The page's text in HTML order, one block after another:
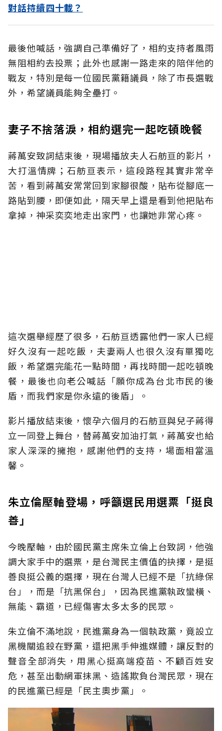
對話持續四十載？
最後他喊話，強調自己準備好了，相約支持者風雨
無阻相約去投票；此外也感謝一路走來的陪伴他的
戰友，特別是每一位國民黨籍議員，除了市長選戰
外，希望議員能夠全壘打。
妻子不捨落淚，相約選完一起吃頓晚餐
蔣萬安致詞結束後，現場播放夫人石舫亘的影片，
大打溫情牌；石舫亘表示，這段路程其實非常辛
苦，看到蔣萬安常常回到家腳很酸，貼布從腳底一
路貼到腰，即便如此，隔天早上還是看到他把貼布
拿掉，神采奕奕地走出家門，也讓她非常心疼。
這次選舉經歷了很多，石舫亘透露他們一家人已經
好久沒有一起吃飯，夫妻兩人也很久沒有單獨吃
飯，希望選完能花一點時間，再找時間一起吃頓晚
餐，最後也向老公喊話「願你成為台北市民的後
盾，而我們家是你永遠的後盾」。
影片播放結束後，懷孕六個月的石舫亘與兒子蔣得
立一同登上舞台，替蔣萬安加油打氣，蔣萬安也給
家人深深的擁抱，感謝他們的支持，場面相當溫
馨。
朱立倫壓軸登場，呼籲選民用選票「挺良
善」
今晚壓軸，由於國民黨主席朱立倫上台致詞，他強
調大家手中的選票，是台灣民主價值的抉擇，是挺
善良挺公義的選擇，現在台灣人已經不是「抗綠保
台」，而是「抗黑保台」，因為民進黨執政蠻橫、
無能、霸道，已經傷害太多太多的民眾。
朱立倫不滿地說，民進黨身為一個執政黨，竟設立
黑機關追殺在野黨，還把黑手伸進媒體，讓反對的
聲音全部消失，用黑心挺高端疫苗、不顧百姓安
危，甚至出動網軍抹黑、造謠欺負台灣民眾，現在
的民進黨已經是「民主奧步黨」。